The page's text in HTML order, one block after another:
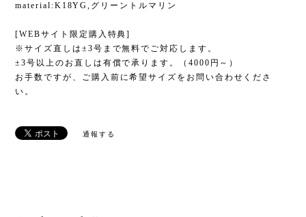
material:K18YG,グリーントルマリン
[WEBサイト限定購入特典]
※サイズ直しは±3号まで無料でご対応します。
±3号以上のお直しは有償で承ります。（4000円～）
お手数ですが、ご購入前に希望サイズをお問い合わせくださ
い。
通報する